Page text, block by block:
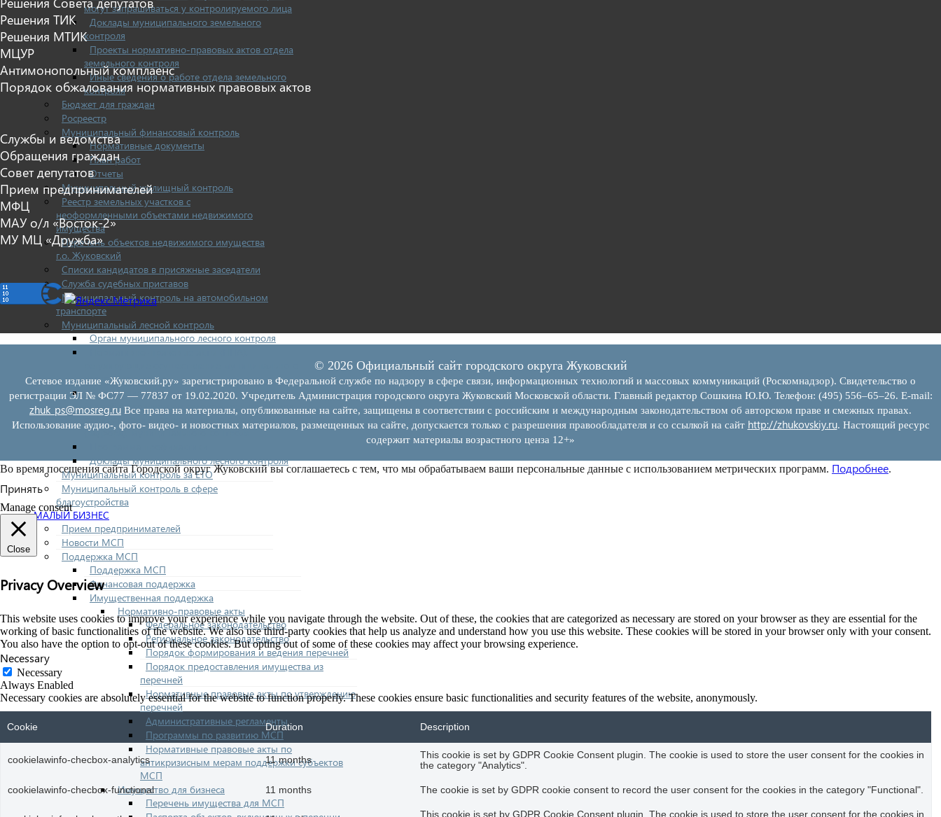
могут запрашиваться у контролируемого лица
Доклады муниципального земельного
контроля
Проекты нормативно-правовых актов отдела
земельного контроля
Иные сведения о работе отдела земельного
контроля
Бюджет для граждан
Росреестр
Муниципальный финансовый контроль
Нормативные документы
План работ
Отчеты
Муниципальный жилищный контроль
Реестр земельных участков с
неоформленными объектами недвижимого
имущества
Перечень объектов недвижимого имущества
г.о. Жуковский
Списки кандидатов в присяжные заседатели
Служба судебных приставов
Муниципальный контроль на автомобильном
транспорте
Муниципальный лесной контроль
Орган муниципального лесного контроля
лесного контроля:
Управление рисками причинения вреда
(ущерба) охраняемым законом ценностям при
осуществлении государственного контроля
(надзора), муниципального контроля
Доклады муниципального лесного контроля
Муниципальный контроль за ЕТО
Муниципальный контроль в сфере
благоустройства
МАЛЫЙ БИЗНЕС
Прием предпринимателей
Новости МСП
Поддержка МСП
Поддержка МСП
Финансовая поддержка
Имущественная поддержка
Нормативно-правовые акты
Федеральное законодательство
Региональное законодательство
Порядок формирования и ведения перечней
Порядок предоставления имущества из
перечней
Нормативные правовые акты по утверждению
перечней
Административные регламенты
Программы по развитию МСП
Нормативные правовые акты по
антикризисным мерам поддержки субъектов
МСП
Имущество для бизнеса
Перечень имущества для МСП
Решения ТИК
Решения МТИК
МЦУР
Антимонопольный комплаенс
Порядок обжалования нормативных правовых актов
Службы и ведомства
Обращения граждан
Совет депутатов
Прием предпринимателей
МФЦ
МАУ о/л «Восток-2»
МУ МЦ «Дружба»
© 2026 Официальный сайт городского округа Жуковский
Сетевое издание «Жуковский.ру» зарегистрировано в Федеральной службе по надзору в сфере связи, информационных технологий и массовых коммуникаций (Роскомнадзор). Свидетельство о
регистрации ЭЛ № ФС77 — 77837 от 19.02.2020. Учредитель Администрация городского округа Жуковский Московской области. Главный редактор Сошкина Ю.Ю. Телефон: (495) 556–65–26. E‑mail:
zhuk_ps@mosreg.ru Все права на материалы, опубликованные на сайте, защищены в соответствии с российским и международным законодательством об авторском праве и смежных правах.
Использование аудио-, фото- видео- и новостных материалов, размещенных на сайте, допускается только с разрешения правообладателя и со ссылкой на сайт http://zhukovskiy.ru. Настоящий ресурс
содержит материалы возрастного ценза 12+»
Во время посещения сайта Городской округ Жуковский вы соглашаетесь с тем, что мы обрабатываем ваши персональные данные с использованием метрических программ. Подробнее.
Принять
Manage consent
Close
Privacy Overview
This website uses cookies to improve your experience while you navigate through the website. Out of these, the cookies that are categorized as necessary are stored on your browser as they are essential for the
working of basic functionalities of the website. We also use third-party cookies that help us analyze and understand how you use this website. These cookies will be stored in your browser only with your consent.
You also have the option to opt-out of these cookies. But opting out of some of these cookies may affect your browsing experience.
Necessary
Necessary
Always Enabled
Necessary cookies are absolutely essential for the website to function properly. These cookies ensure basic functionalities and security features of the website, anonymously.
Cookie Duration Description
cookielawinfo-checbox-analytics 11 months
This cookie is set by GDPR Cookie Consent plugin. The cookie is used to store the user consent for the cookies in
the category "Analytics".
cookielawinfo-checbox-functional 11 months The cookie is set by GDPR cookie consent to record the user consent for the cookies in the category "Functional".
This cookie is set by GDPR Cookie Consent plugin. The cookie is used to store the user consent for the cookies in